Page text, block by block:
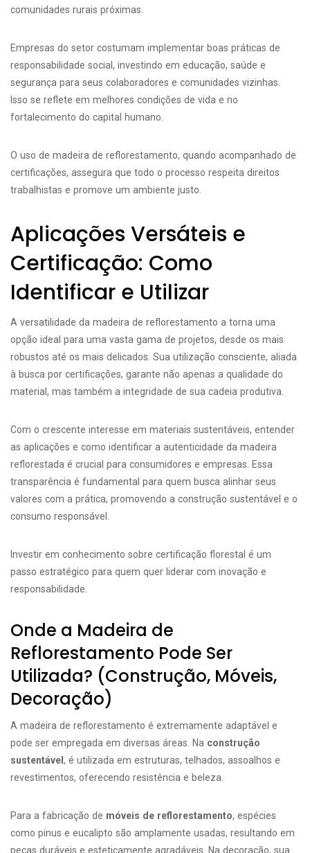
comunidades rurais próximas.
Empresas do setor costumam implementar boas práticas de
responsabilidade social, investindo em educação, saúde e
segurança para seus colaboradores e comunidades vizinhas.
Isso se reflete em melhores condições de vida e no
fortalecimento do capital humano.
O uso de madeira de reflorestamento, quando acompanhado de
certificações, assegura que todo o processo respeita direitos
trabalhistas e promove um ambiente justo.
Aplicações Versáteis e
Certificação: Como
Identificar e Utilizar
A versatilidade da madeira de reflorestamento a torna uma
opção ideal para uma vasta gama de projetos, desde os mais
robustos até os mais delicados. Sua utilização consciente, aliada
à busca por certificações, garante não apenas a qualidade do
material, mas também a integridade de sua cadeia produtiva.
Com o crescente interesse em materiais sustentáveis, entender
as aplicações e como identificar a autenticidade da madeira
reflorestada é crucial para consumidores e empresas. Essa
transparência é fundamental para quem busca alinhar seus
valores com a prática, promovendo a construção sustentável e o
consumo responsável.
Investir em conhecimento sobre certificação florestal é um
passo estratégico para quem quer liderar com inovação e
responsabilidade.
Onde a Madeira de
Reflorestamento Pode Ser
Utilizada? (Construção, Móveis,
Decoração)
A madeira de reflorestamento é extremamente adaptável e
pode ser empregada em diversas áreas. Na construção
sustentável , é utilizada em estruturas, telhados, assoalhos e
revestimentos, oferecendo resistência e beleza.
Para a fabricação de móveis de reflorestamento, espécies
como pinus e eucalipto são amplamente usadas, resultando em
peças duráveis e esteticamente agradáveis. Na decoração, sua